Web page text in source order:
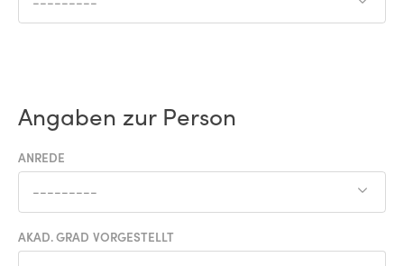
Angaben zur Person
ANREDE
---------
AKAD. GRAD VORGESTELLT